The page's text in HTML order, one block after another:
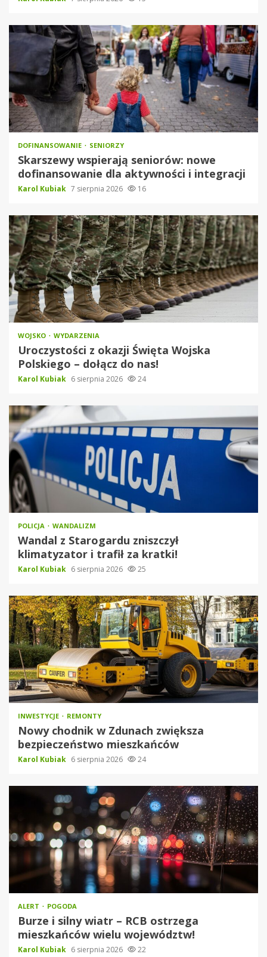
DOFINANSOWANIE SENIORZY
Skarszewy wspierają seniorów: nowe
dofinansowanie dla aktywności i integracji
Karol Kubiak 7 sierpnia 2026 16
WOJSKO WYDARZENIA
Uroczystości z okazji Święta Wojska
Polskiego – dołącz do nas!
Karol Kubiak 6 sierpnia 2026 24
POLICJA WANDALIZM
Wandal z Starogardu zniszczył
klimatyzator i trafił za kratki!
Karol Kubiak 6 sierpnia 2026 25
INWESTYCJE REMONTY
Nowy chodnik w Zdunach zwiększa
bezpieczeństwo mieszkańców
Karol Kubiak 6 sierpnia 2026 24
ALERT POGODA
Burze i silny wiatr – RCB ostrzega
mieszkańców wielu województw!
Karol Kubiak 6 sierpnia 2026 22